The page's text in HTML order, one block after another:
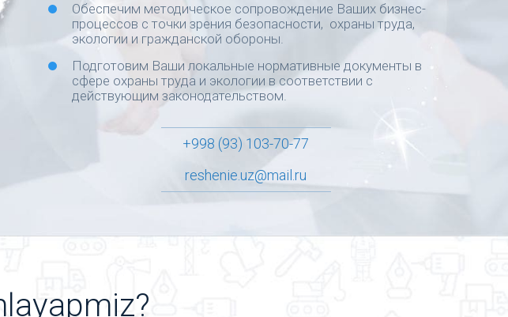
Обеспечим методическое сопровождение Ваших бизнес-
процессов с точки зрения безопасности, охраны труда,
экологии и гражданской обороны.
Подготовим Ваши локальные нормативные документы в
сфере охраны труда и экологии в соответствии с
действующим законодательством.
+998 (93) 103-70-77
reshenie.uz@mail.ru